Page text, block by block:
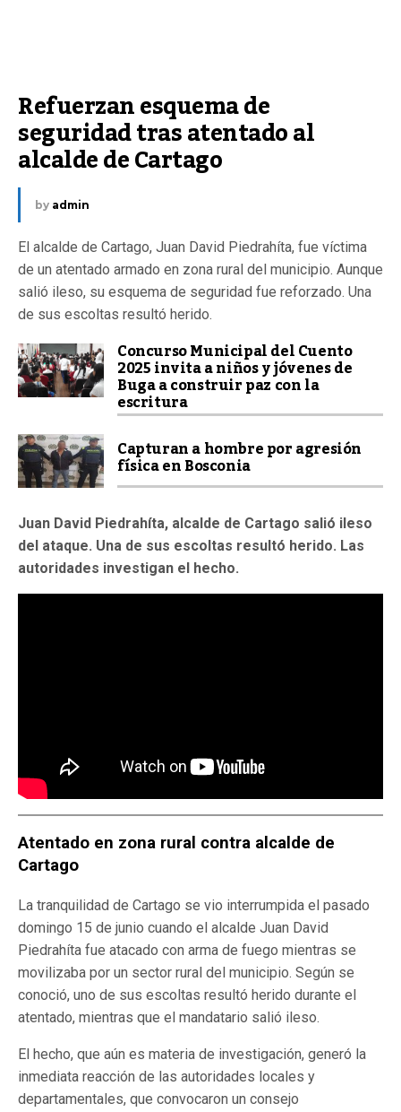
Refuerzan esquema de
seguridad tras atentado al
alcalde de Cartago
by admin
El alcalde de Cartago, Juan David Piedrahíta, fue víctima
de un atentado armado en zona rural del municipio. Aunque
salió ileso, su esquema de seguridad fue reforzado. Una
de sus escoltas resultó herido.
Concurso Municipal del Cuento
2025 invita a niños y jóvenes de
Buga a construir paz con la
escritura
Capturan a hombre por agresión
física en Bosconia
Juan David Piedrahíta, alcalde de Cartago salió ileso
del ataque. Una de sus escoltas resultó herido. Las
autoridades investigan el hecho.
Atentado en zona rural contra alcalde de
Cartago
La tranquilidad de Cartago se vio interrumpida el pasado
domingo 15 de junio cuando el alcalde Juan David
Piedrahíta fue atacado con arma de fuego mientras se
movilizaba por un sector rural del municipio. Según se
conoció, uno de sus escoltas resultó herido durante el
atentado, mientras que el mandatario salió ileso.
El hecho, que aún es materia de investigación, generó la
inmediata reacción de las autoridades locales y
departamentales, que convocaron un consejo